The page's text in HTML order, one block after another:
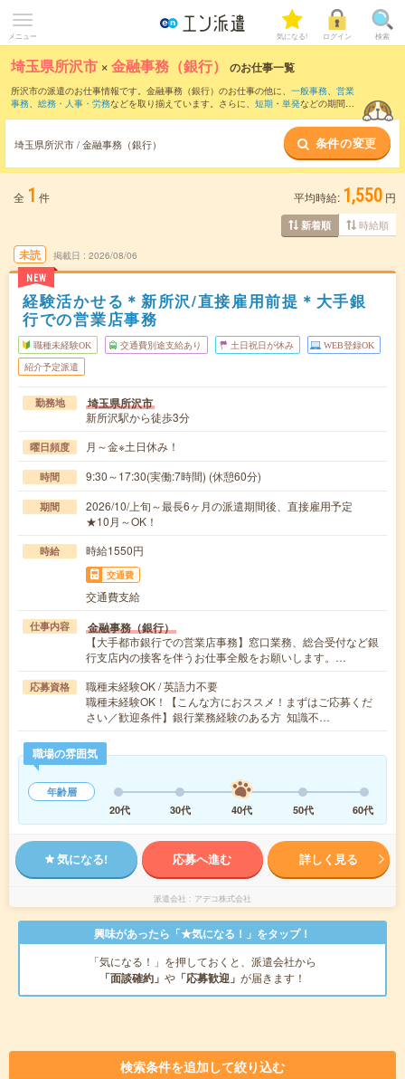
メニュー 気になる! ログイン 検索
埼玉県所沢市 ×金融事務（銀行） のお仕事一覧
所沢市の派遣のお仕事情報です。金融事務（銀行）のお仕事の他に、 一般事務、 営業
事務、 総務・人事・労務などを取り揃えています。さらに、 短期 ・ 単発などの期間
埼玉県所沢市 / 金融事務（銀行） 条件の変更
全 1 件 平均時給: 1,550 円
新着順 時給順
未読
NEW
掲載日 2026/08/06
経験活かせる＊新所沢/直接雇用前提＊大手銀
行での営業店事務
職種未経験OK 交通費別途支給あり 土日祝日が休み WEB登録OK
紹介予定派遣
勤務地 埼玉県所沢市
新所沢駅から徒歩3分
曜日頻度 月～金※土日休み！
時間 9:30～17:30(実働:7時間) (休憩60分)
期間
2026/10/上旬～最長6ヶ月の派遣期間後、直接雇用予定
★10月～OK！
時給 時給1550円
交通費
交通費支給
仕事内容 金融事務（銀行）
【大手都市銀行での営業店事務】窓口業務、総合受付など銀
行支店内の接客を伴うお仕事全般をお願いします。…
応募資格
職種未経験OK / 英語力不要
職種未経験OK！【こんな方におススメ！まずはご応募くだ
さい／歓迎条件】銀行業務経験のある方 知識不…
職場の雰囲気
年齢層
20代
30代 40代 50代 60代
気になる! 応募へ進む 詳しく見る
派遣会社 アデコ株式会社
興味があったら「★気になる！」をタップ！
「気になる！」を押しておくと、派遣会社から
「面談確約」 や 「応募歓迎」 が届きます！
検索条件を追加して絞り込む